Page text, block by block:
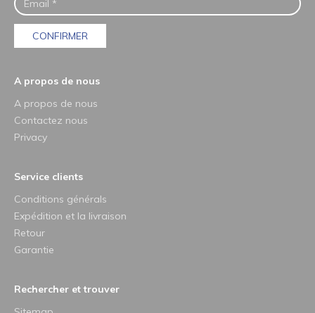
CONFIRMER
A propos de nous
A propos de nous
Contactez nous
Privacy
Service clients
Conditions générals
Expédition et la livraison
Retour
Garantie
Rechercher et trouver